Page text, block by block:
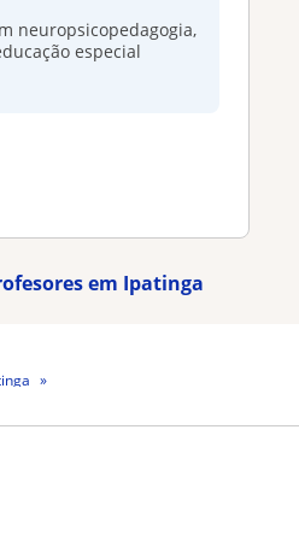
neuropsicopedagogia,
especial
em Ipatinga